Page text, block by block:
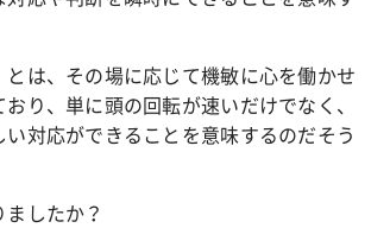
とは、その場に応じて機敏に心を働かせ
り、単に頭の回転が速いだけでなく、
対応ができることを意味するのだそう
したか？